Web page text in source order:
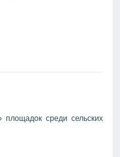
площадок среди сельских